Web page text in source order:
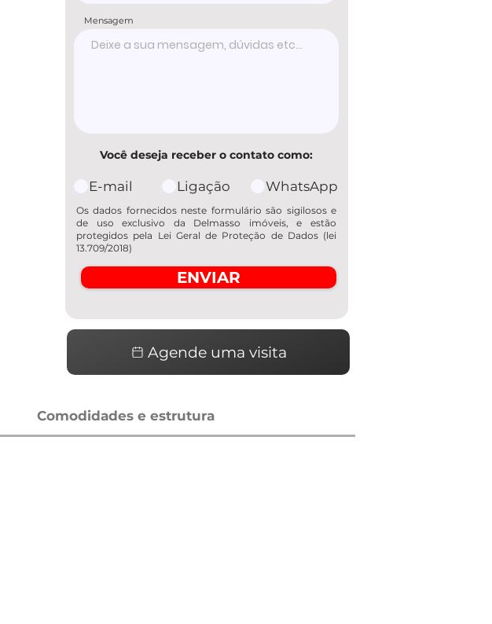
Mensagem
Você deseja receber o contato como:
E-mail Ligação WhatsApp
Os dados fornecidos neste formulário são sigilosos e
de uso exclusivo da Delmasso imóveis, e estão
protegidos pela Lei Geral de Proteção de Dados (lei
13.709/2018)
ENVIAR
Agende uma visita
Comodidades e estrutura